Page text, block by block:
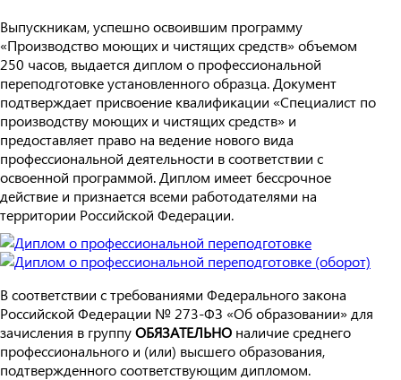
Выпускникам, успешно освоившим программу
«Производство моющих и чистящих средств» объемом
250 часов, выдается диплом о профессиональной
переподготовке установленного образца. Документ
подтверждает присвоение квалификации «Специалист по
производству моющих и чистящих средств» и
предоставляет право на ведение нового вида
профессиональной деятельности в соответствии с
освоенной программой. Диплом имеет бессрочное
действие и признается всеми работодателями на
территории Российской Федерации.
В соответствии с требованиями Федерального закона
Российской Федерации № 273-ФЗ «Об образовании» для
зачисления в группуОБЯЗАТЕЛЬНО наличие среднего
профессионального и (или) высшего образования,
подтвержденного соответствующим дипломом.